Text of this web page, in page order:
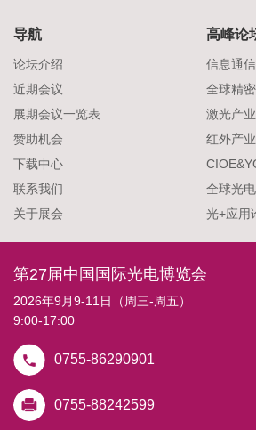
导航
论坛介绍
近期会议
展期会议一览表
赞助机会
下载中心
联系我们
关于展会
高峰论
信息通
全球精
激光产
红外产
全球光
光+应用
第27届中国国际光电博览会
2026年9月9-11日（周三-周五）
9:00-17:00
0755-86290901
0755-88242599